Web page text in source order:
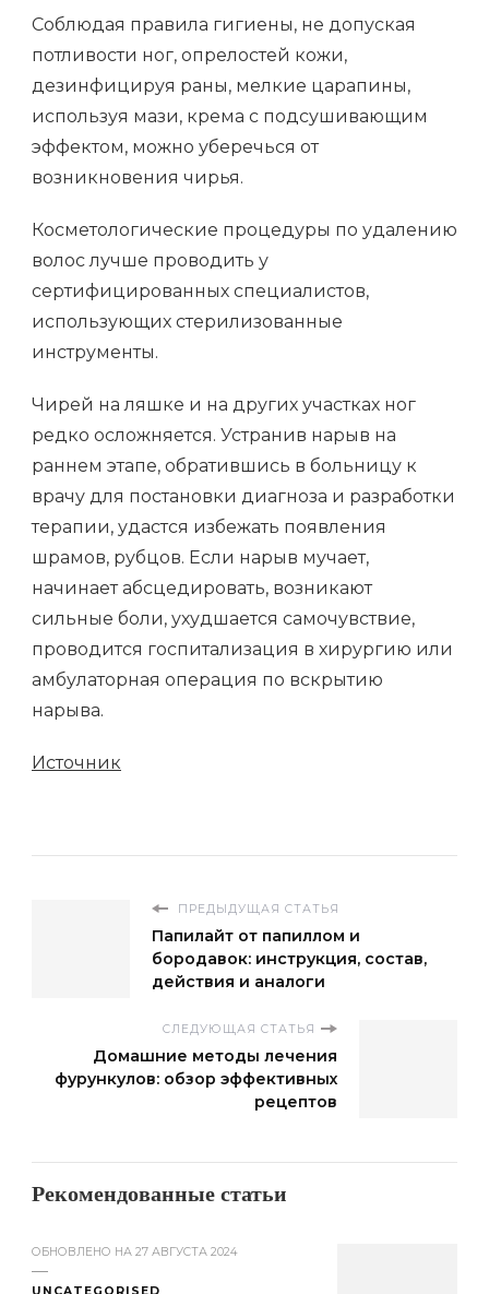
Соблюдая правила гигиены, не допуская
потливости ног, опрелостей кожи,
дезинфицируя раны, мелкие царапины,
используя мази, крема с подсушивающим
эффектом, можно уберечься от
возникновения чирья.
Косметологические процедуры по удалению
волос лучше проводить у
сертифицированных специалистов,
использующих стерилизованные
инструменты.
Чирей на ляшке и на других участках ног
редко осложняется. Устранив нарыв на
раннем этапе, обратившись в больницу к
врачу для постановки диагноза и разработки
терапии, удастся избежать появления
шрамов, рубцов. Если нарыв мучает,
начинает абсцедировать, возникают
сильные боли, ухудшается самочувствие,
проводится госпитализация в хирургию или
амбулаторная операция по вскрытию
нарыва.
Источник
ПРЕДЫДУЩАЯ СТАТЬЯ
Папилайт от папиллом и
бородавок: инструкция, состав,
действия и аналоги
СЛЕДУЮЩАЯ СТАТЬЯ
Домашние методы лечения
фурункулов: обзор эффективных
рецептов
Рекомендованные статьи
ОБНОВЛЕНО НА 27 АВГУСТА 2024